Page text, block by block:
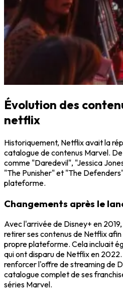
Évolution des
netflix
Historiquement, Netflix avait la
catalogue de contenus Marvel.
comme "Daredevil", "Jessica
"The Punisher" et "The
plateforme.
Changements après le
Avec l'arrivée de Disney+ en
retirer ses contenus de Netflix
propre plateforme. Cela incluait
qui ont disparu de Netflix en
renforcer l'offre de streaming de
catalogue complet de ses
séries Marvel.